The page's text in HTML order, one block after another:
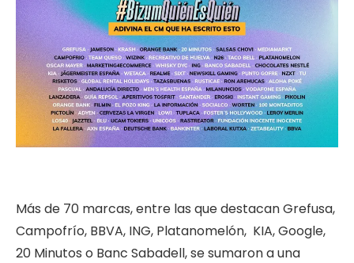
Más de 70 marcas, entre las que destacan Grefusa,
Campofrío, BBVA, ING, Platanomelón, KIA, Google,
20 Minutos o Banc Sabadell, se sumaron a una